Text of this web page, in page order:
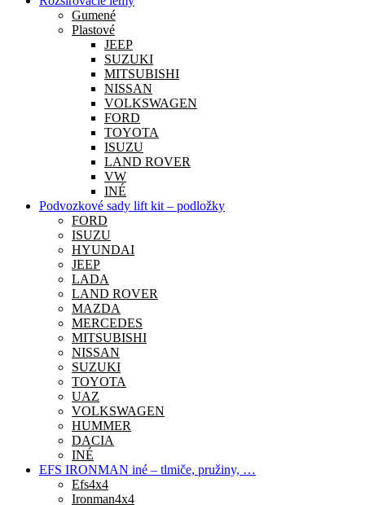
Gumené
Plastové
JEEP
SUZUKI
MITSUBISHI
NISSAN
VOLKSWAGEN
FORD
TOYOTA
ISUZU
LAND ROVER
VW
INÉ
Podvozkové sady lift kit – podložky
FORD
ISUZU
HYUNDAI
JEEP
LADA
LAND ROVER
MAZDA
MERCEDES
MITSUBISHI
NISSAN
SUZUKI
TOYOTA
UAZ
VOLKSWAGEN
HUMMER
DACIA
INÉ
EFS IRONMAN iné – tlmiče, pružiny, …
Efs4x4
Ironman4x4